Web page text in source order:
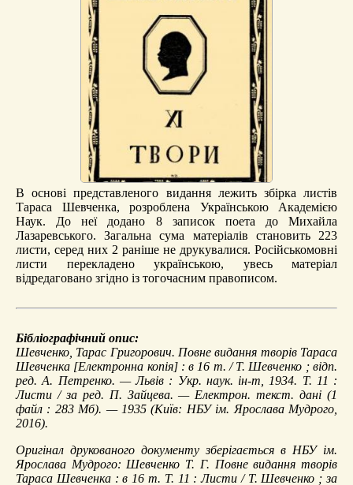
В основі представленого видання лежить збірка листів
Тараса Шевченка, розроблена Українською Академією
Наук. До неї додано 8 записок поета до Михайла
Лазаревського. Загальна сума матеріалів становить 223
листи, серед них 2 раніше не друкувалися. Російськомовні
листи перекладено українською, увесь матеріал
відредаговано згідно із тогочасним правописом.
Бібліографічний опис:
Шевченко, Тарас Григорович. Повне видання творів Тараса
Шевченка [Електронна копія] : в 16 т. / Т. Шевченко ; відп.
ред. А. Петренко. — Львів : Укр. наук. ін-т, 1934. Т. 11 :
Листи / за ред. П. Зайцева. — Електрон. текст. дані (1
файл : 283 Мб). — 1935 (Київ: НБУ ім. Ярослава Мудрого,
2016).
Оригінал друкованого документу зберігається в НБУ ім.
Ярослава Мудрого: Шевченко Т. Г. Повне видання творів
Тараса Шевченка : в 16 т. Т. 11 : Листи / Т. Шевченко ; за